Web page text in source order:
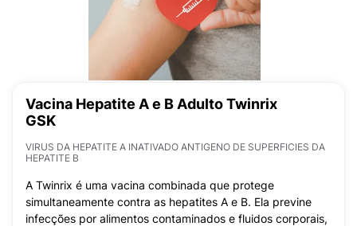
Vacina Hepatite A e B Adulto Twinrix
GSK
VIRUS DA HEPATITE A INATIVADO ANTIGENO DE SUPERFICIES DA
HEPATITE B
A Twinrix é uma vacina combinada que protege
simultaneamente contra as hepatites A e B. Ela previne
infecções por alimentos contaminados e fluidos corporais,